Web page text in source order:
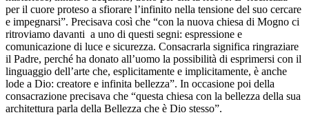
per il cuore proteso a sfiorare l’infinito nella tensione del suo cercare
e impegnarsi”. Precisava così che “con la nuova chiesa di Mogno ci
ritroviamo davanti a uno di questi segni: espressione e
comunicazione di luce e sicurezza. Consacrarla significa ringraziare
il Padre, perché ha donato all’uomo la possibilità di esprimersi con il
linguaggio dell’arte che, esplicitamente e implicitamente, è anche
lode a Dio: creatore e infinita bellezza”. In occasione poi della
consacrazione precisava che “questa chiesa con la bellezza della sua
architettura parla della Bellezza che è Dio stesso”.